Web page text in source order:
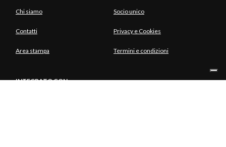
Chi siamo Socio unico
Contatti Privacy e Cookies
Area stampa Termini e condizioni
INTEGRATO CON